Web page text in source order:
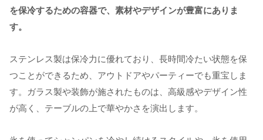
を保冷するための容器で、素材やデザインが豊富にありま
す。
ステンレス製は保冷力に優れており、長時間冷たい状態を保
つことができるため、アウトドアやパーティーでも重宝しま
す。ガラス製や装飾が施されたものは、高級感やデザイン性
が高く、テーブルの上で華やかさを演出します。